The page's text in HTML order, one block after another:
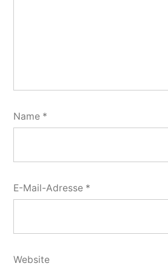
Name *
E-Mail-Adresse *
Website